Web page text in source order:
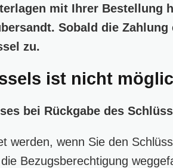
mit Ihrer Bestellung
Sobald die
zu.
ist nicht
bei Rückgabe des
werden, wenn Sie den
Bezugsberechtigung